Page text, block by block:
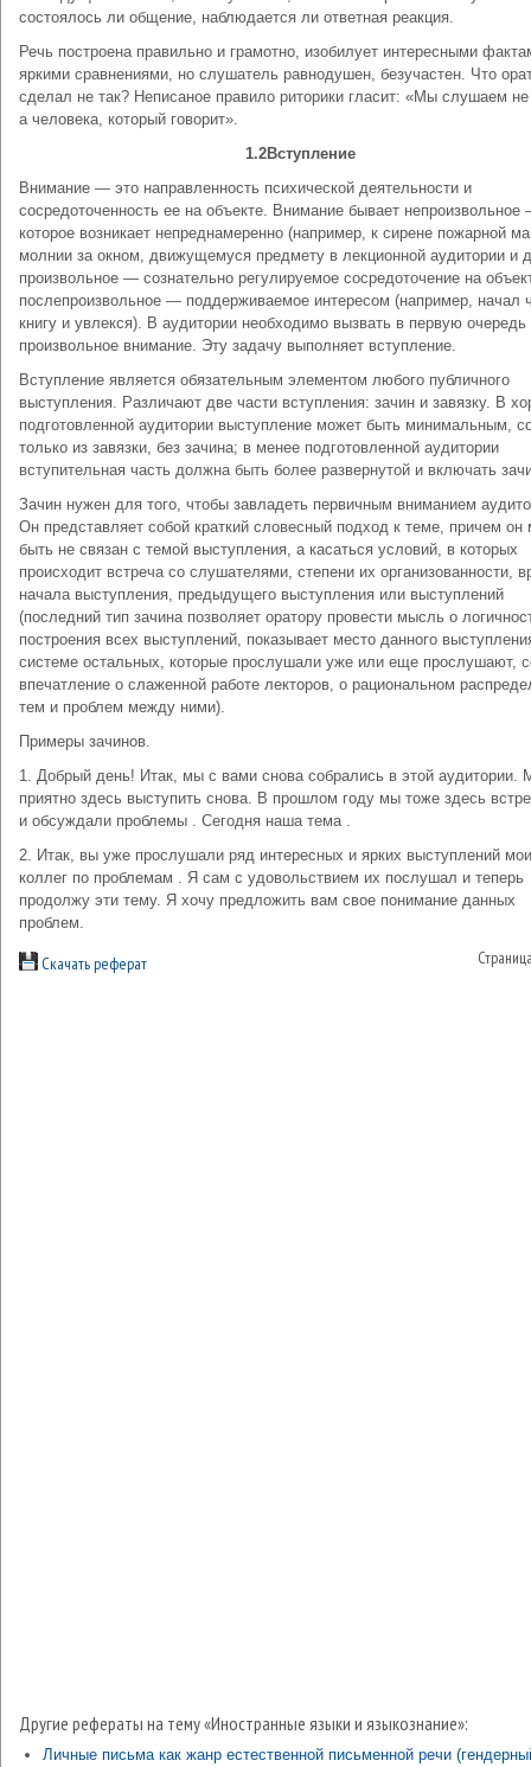
состоялось ли общение, наблюдается ли ответная реакция.
Речь построена правильно и грамотно, изобилует интересными
яркими сравнениями, но слушатель равнодушен, безучастен. Что
сделал не так? Неписаное правило риторики гласит: «Мы слушаем
а человека, который говорит».
1.2Вступление
Внимание — это направленность психической деятельности и
сосредоточенность ее на объекте. Внимание бывает непроизвольное
которое возникает непреднамеренно (например, к сирене пожарной
молнии за окном, движущемуся предмету в лекционной аудитории и
произвольное — сознательно регулируемое сосредоточение на
послепроизвольное — поддерживаемое интересом (например, начал
книгу и увлекся). В аудитории необходимо вызвать в первую очередь
произвольное внимание. Эту задачу выполняет вступление.
Вступление является обязательным элементом любого публичного
выступления. Различают две части вступления: зачин и завязку. В
подготовленной аудитории выступление может быть минимальным,
только из завязки, без зачина; в менее подготовленной аудитории
вступительная часть должна быть более развернутой и включать
Зачин нужен для того, чтобы завладеть первичным вниманием
Он представляет собой краткий словесный подход к теме, причем он
быть не связан с темой выступления, а касаться условий, в которых
происходит встреча со слушателями, степени их организованности,
начала выступления, предыдущего выступления или выступлений
(последний тип зачина позволяет оратору провести мысль о
построения всех выступлений, показывает место данного
системе остальных, которые прослушали уже или еще прослушают,
впечатление о слаженной работе лекторов, о рациональном
тем и проблем между ними).
Примеры зачинов.
1. Добрый день! Итак, мы с вами снова собрались в этой аудитории.
приятно здесь выступить снова. В прошлом году мы тоже здесь
и обсуждали проблемы . Сегодня наша тема .
2. Итак, вы уже прослушали ряд интересных и ярких выступлений
коллег по проблемам . Я сам с удовольствием их послушал и теперь
продолжу эти тему. Я хочу предложить вам свое понимание данных
проблем.
Скачать реферат
Другие рефераты на тему «Иностранные языки и языкознание»:
Личные письма как жанр естественной письменной речи